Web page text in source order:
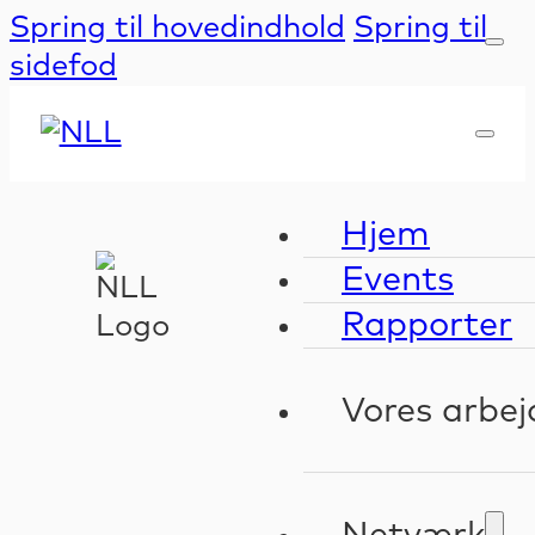
Spring til hovedindhold Spring til
sidefod
Hjem
Events
Rapporter
Vores